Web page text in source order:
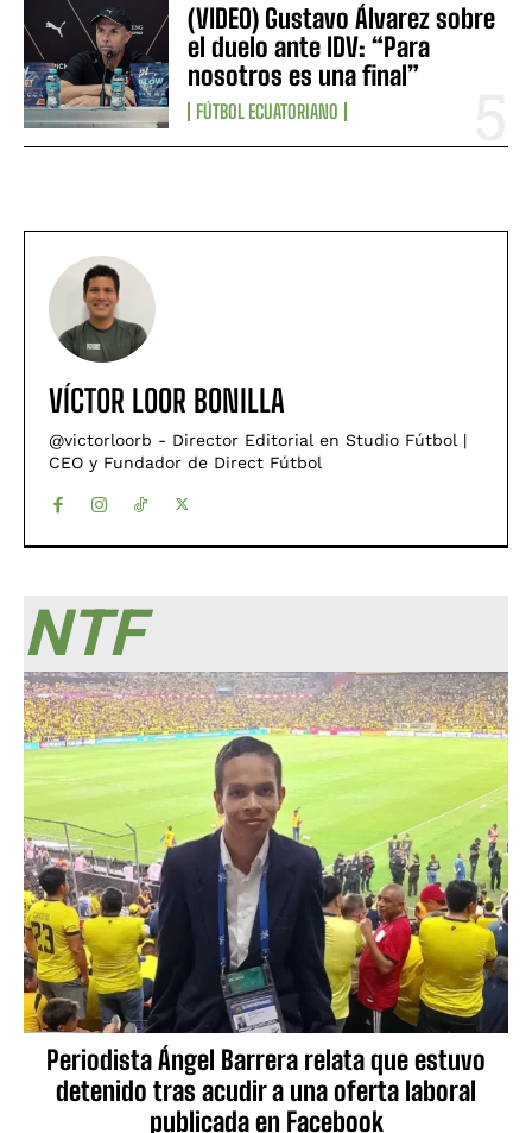
(VIDEO) Gustavo Álvarez sobre
el duelo ante IDV: “Para
nosotros es una final”
FÚTBOL ECUATORIANO
VÍCTOR LOOR BONILLA
@victorloorb - Director Editorial en Studio Fútbol |
CEO y Fundador de Direct Fútbol
NTF
Periodista Ángel Barrera relata que estuvo
detenido tras acudir a una oferta laboral
publicada en Facebook